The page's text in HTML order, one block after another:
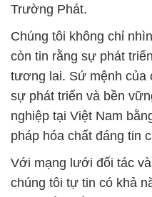
Trường Phát.
Chúng tôi không chỉ
còn tin rằng sự phát
tương lai. Sứ mệnh của
sự phát triển và bền
nghiệp tại Việt Nam
pháp hóa chất đáng tin
Với mạng lưới đối tác
chúng tôi tự tin có khả